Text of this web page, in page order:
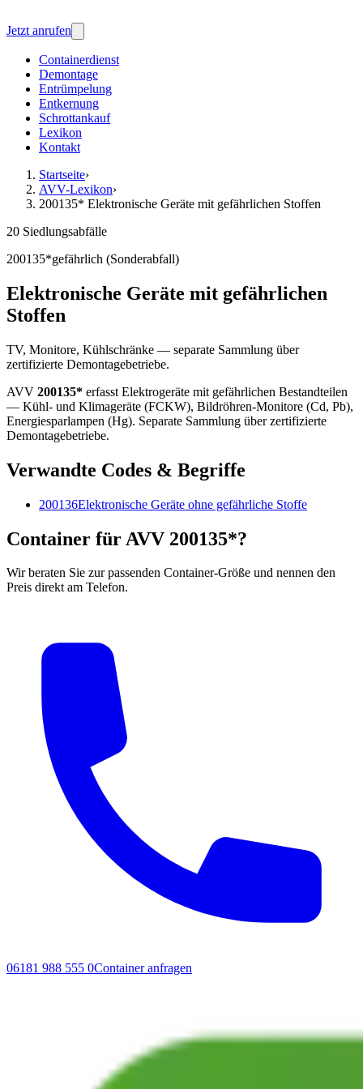
Jetzt anrufen
Containerdienst
Demontage
Entrümpelung
Entkernung
Schrottankauf
Lexikon
Kontakt
Startseite›
AVV-Lexikon›
200135* Elektronische Geräte mit gefährlichen Stoffen
20 Siedlungsabfälle
200135*gefährlich (Sonderabfall)
Elektronische Geräte mit gefährlichen
Stoffen
TV, Monitore, Kühlschränke — separate Sammlung über
zertifizierte Demontagebetriebe.
AVV 200135* erfasst Elektrogeräte mit gefährlichen Bestandteilen
— Kühl- und Klimageräte (FCKW), Bildröhren-Monitore (Cd, Pb),
Energiesparlampen (Hg). Separate Sammlung über zertifizierte
Demontagebetriebe.
Verwandte Codes & Begriffe
200136Elektronische Geräte ohne gefährliche Stoffe
Container für AVV 200135*?
Wir beraten Sie zur passenden Container-Größe und nennen den
Preis direkt am Telefon.
06181 988 555 0Container anfragen